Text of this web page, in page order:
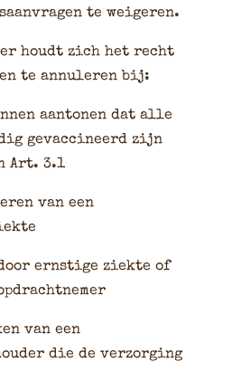
te weigeren.
houdt zich het recht
te annuleren bij:
aantonen dat alle
gevaccineerd zijn
Art. 3.1
van een
ernstige ziekte of
van een
die de verzorging